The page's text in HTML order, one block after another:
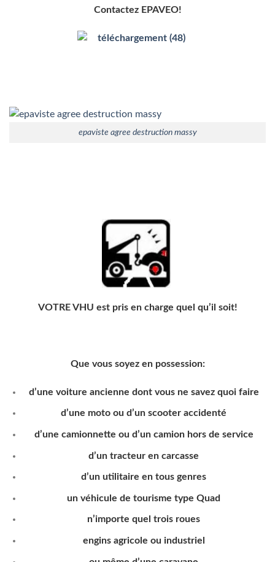
Contactez EPAVEO!
epaviste agree destruction massy
VOTRE VHU est pris en charge quel qu’il soit!
Que vous soyez en possession:
d’une voiture ancienne dont vous ne savez quoi faire
d’une moto ou d’un scooter accidenté
d’une camionnette ou d’un camion hors de service
d’un tracteur en carcasse
d’un utilitaire en tous genres
un véhicule de tourisme type Quad
n’importe quel trois roues
engins agricole ou industriel